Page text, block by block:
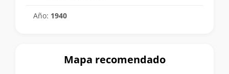
Año: 1940
Mapa recomendado